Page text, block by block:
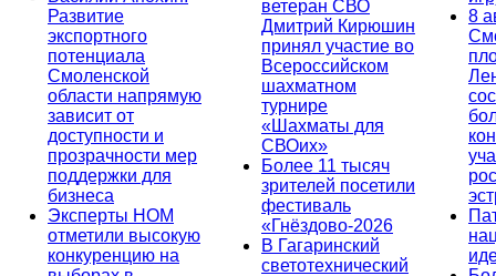
Развитие
экспортного
потенциала
Смоленской
области напрямую
зависит от
доступности и
прозрачности мер
поддержки для
бизнеса
Эксперты НОМ
отметили высокую
конкуренцию на
ветеран СВО
Дмитрий Кирюшин
принял участие во
Всероссийском
шахматном
турнире
«Шахматы для
СВОих»
Более 11 тысяч
зрителей посетили
фестиваль
«Гнёздово-2026
В Гагаринский
светотехнический
8